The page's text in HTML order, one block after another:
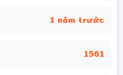
1 năm trước
1561